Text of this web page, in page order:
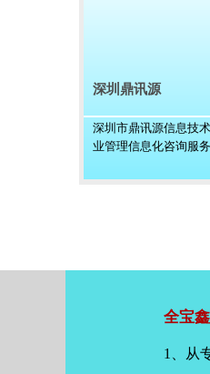
深圳鼎讯源
深圳市鼎讯源信息技
业管理信息化咨询服
全宝
1、从